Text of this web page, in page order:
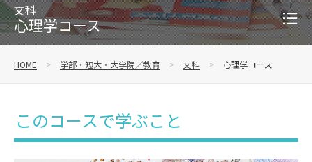
文科
心理学コース
HOME 学部・短大・大学院／教育 文科 心理学コース
このコースで学ぶこと